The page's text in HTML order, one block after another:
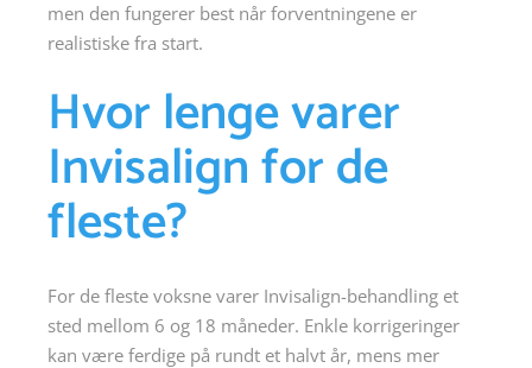
men den fungerer best når forventningene er
realistiske fra start.
Hvor lenge varer
Invisalign for de
fleste?
For de fleste voksne varer Invisalign-behandling et
sted mellom 6 og 18 måneder. Enkle korrigeringer
kan være ferdige på rundt et halvt år, mens mer